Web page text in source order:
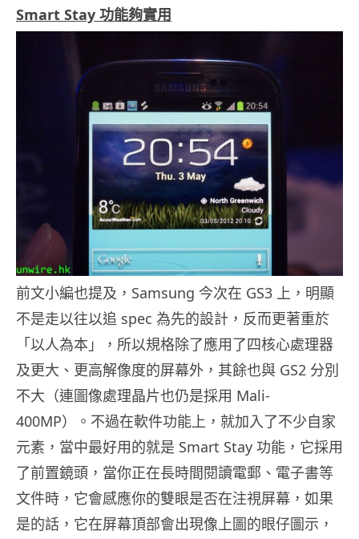
Smart Stay 功能夠實用
前文小編也提及，Samsung 今次在 GS3 上，明顯
不是走以往以追 spec 為先的設計，反而更著重於
「以人為本」，所以規格除了應用了四核心處理器
及更大、更高解像度的屏幕外，其餘也與 GS2 分別
不大（連圖像處理晶片也仍是採用 Mali-
400MP）。不過在軟件功能上，就加入了不少自家
元素，當中最好用的就是 Smart Stay 功能，它採用
了前置鏡頭，當你正在長時間閱讀電郵、電子書等
文件時，它會感應你的雙眼是否在注視屏幕，如果
是的話，它在屏幕頂部會出現像上圖的眼仔圖示，